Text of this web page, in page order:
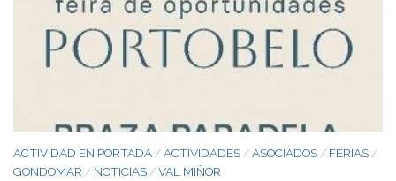
ACTIVIDAD EN PORTADA / ACTIVIDADES / ASOCIADOS / FERIAS /
GONDOMAR / NOTICIAS / VAL MIÑOR